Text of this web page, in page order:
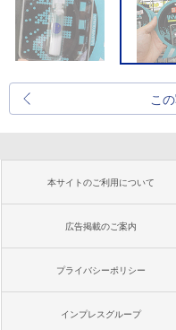
こ
本サイトのご利用について
広告掲載のご案内
プライバシーポリシー
インプレスグループ